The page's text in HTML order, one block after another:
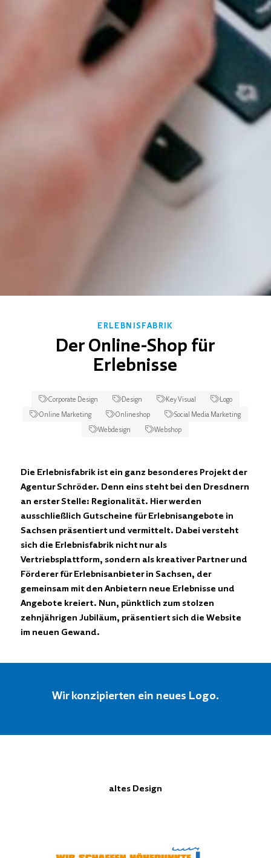
ERLEBNISFABRIK
Der Online-Shop für
Erlebnisse
Corporate Design Design Key Visual
Logo
Online Marketing
Onlineshop
Social Media Marketing
Webdesign
Webshop
Die Erlebnisfabrik ist ein ganz besonderes Projekt der
Agentur Schröder. Denn eins steht bei den Dresdnern
an erster Stelle: Regionalität. Hier werden
ausschließlich Gutscheine für Erlebnisangebote in
Sachsen präsentiert und vermittelt. Dabei versteht
sich die Erlebnisfabrik nicht nur als
Vertriebsplattform, sondern als kreativer Partner und
Förderer für Erlebnisanbieter in Sachsen, der
gemeinsam mit den Anbietern neue Erlebnisse und
Angebote kreiert. Nun, pünktlich zum stolzen
zehnjährigen Jubiläum, präsentiert sich die Website
im neuen Gewand.
Wir konzipierten ein neues Logo.
altes Design